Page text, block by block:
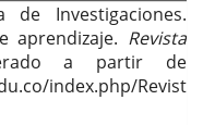
de Investigaciones.
aprendizaje. Revista
a partir de
index.php/Revist